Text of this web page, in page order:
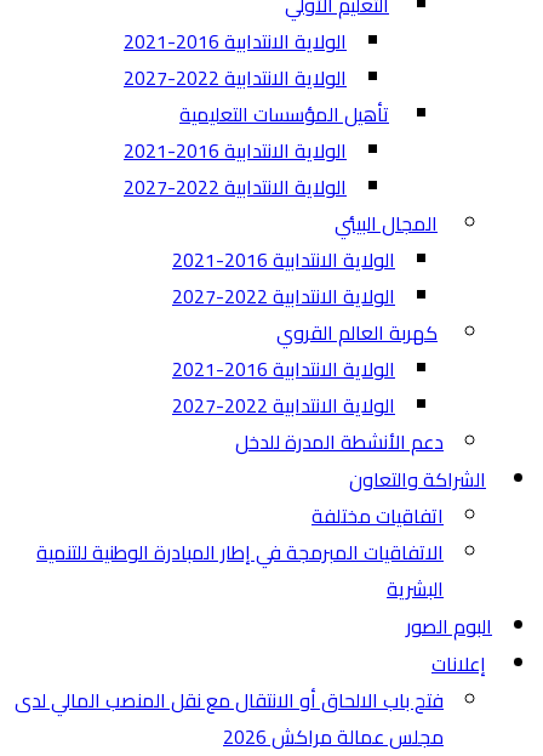
الولاية الانتدابية 2016-2021
الولاية الانتدابية 2022-2027
تأهيل المؤسسات التعليمية
الولاية الانتدابية 2016-2021
الولاية الانتدابية 2022-2027
المجال البيئي
الولاية الانتدابية 2016-2021
الولاية الانتدابية 2022-2027
كهربة العالم القروي
الولاية الانتدابية 2016-2021
الولاية الانتدابية 2022-2027
دعم الأنشطة المدرة للدخل
الشراكة والتعاون
اتفاقيات مختلفة​
الاتفاقيات المبرمجة في إطار المبادرة الوطنية للتنمية
البشرية
البوم الصور
إعلانات
فتح باب الالحاق أو الانتقال مع نقل المنصب المالي لدى
مجلس عمالة مراكش 2026